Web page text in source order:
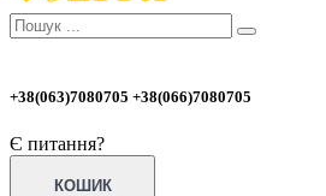
+38(063)7080705 +38(066)7080705
Є питання?
КОШИК